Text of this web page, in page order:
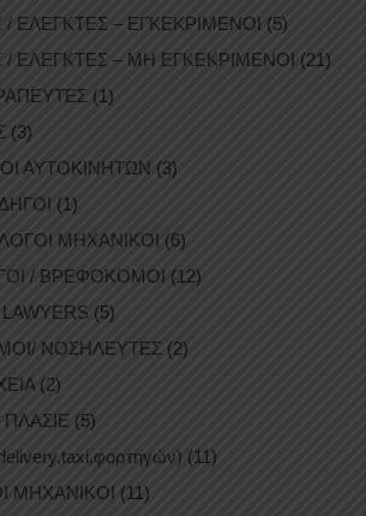
/ ΕΛΕΓΚΤΕΣ – ΕΓΚΕΚΡΙΜΕΝΟΙ (5)
/ ΕΛΕΓΚΤΕΣ – ΜΗ ΕΓΚΕΚΡΙΜΕΝΟΙ (21)
(1)
(3)
ΑΥΤΟΚΙΝΗΤΩΝ (3)
(1)
ΜΗΧΑΝΙΚΟΙ (6)
/ ΒΡΕΦΟΚΟΜΟΙ (12)
(5)
ΝΟΣΗΛΕΥΤΕΣ (2)
(2)
(5)
(11)
ΜΗΧΑΝΙΚΟΙ (11)